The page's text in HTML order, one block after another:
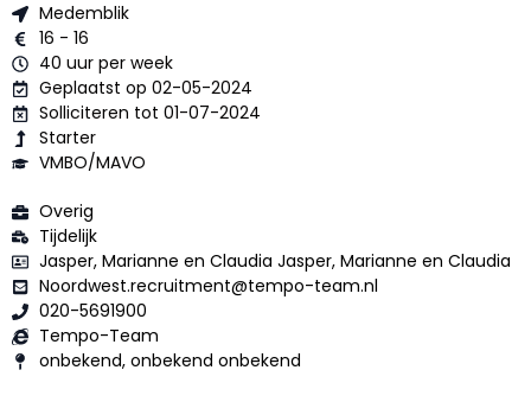
Medemblik
16 - 16
40 uur per week
Geplaatst op 02-05-2024
Solliciteren tot 01-07-2024
Starter
VMBO/MAVO
Overig
Tijdelijk
Jasper, Marianne en Claudia Jasper, Marianne en Claudia
Noordwest.recruitment@tempo-team.nl
020-5691900
Tempo-Team
onbekend, onbekend onbekend